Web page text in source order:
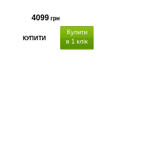
4099 грн
КУПИТИ
Купити
в 1 клік